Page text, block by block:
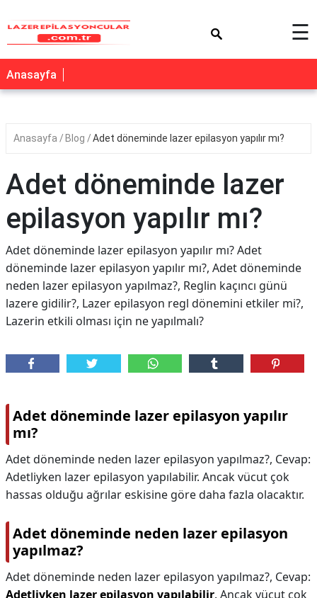
☰
Anasayfa
Anasayfa Blog Adet döneminde lazer epilasyon yapılır mı?
Adet döneminde lazer
epilasyon yapılır mı?
Adet döneminde lazer epilasyon yapılır mı? Adet
döneminde lazer epilasyon yapılır mı?, Adet döneminde
neden lazer epilasyon yapılmaz?, Reglin kaçıncı günü
lazere gidilir?, Lazer epilasyon regl dönemini etkiler mi?,
Lazerin etkili olması için ne yapılmalı?
Adet döneminde lazer epilasyon yapılır
mı?
Adet döneminde neden lazer epilasyon yapılmaz?, Cevap:
Adetliyken lazer epilasyon yapılabilir. Ancak vücut çok
hassas olduğu ağrılar eskisine göre daha fazla olacaktır.
Adet döneminde neden lazer epilasyon
yapılmaz?
Adet döneminde neden lazer epilasyon yapılmaz?, Cevap:
Adetliyken lazer epilasyon yapılabilir. Ancak vücut çok